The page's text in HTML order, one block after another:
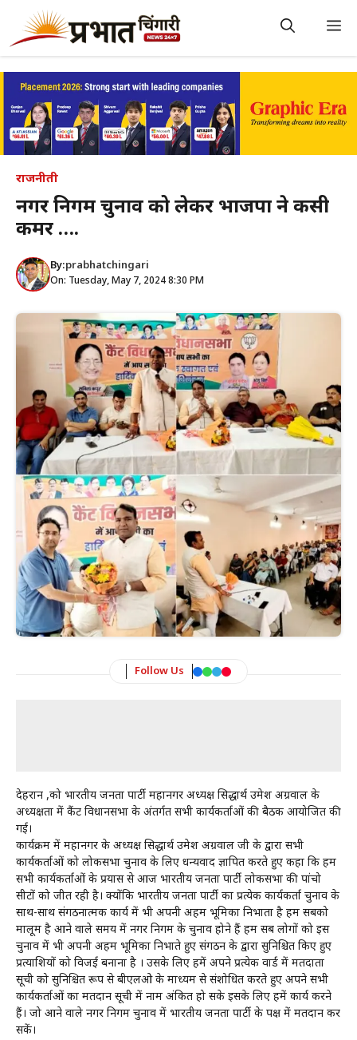
content
राजनीती
नगर निगम चुनाव को लेकर भाजपा ने कसी
कमर ….
By:prabhatchingari
On: Tuesday, May 7, 2024 8:30 PM
Follow Us
देहरादून ,को भारतीय जनता पार्टी महानगर अध्यक्ष सिद्धार्थ उमेश अग्रवाल के
अध्यक्षता में कैंट विधानसभा के अंतर्गत सभी कार्यकर्ताओं की बैठक आयोजित की
गई।
कार्यक्रम में महानगर के अध्यक्ष सिद्धार्थ उमेश अग्रवाल जी के द्वारा सभी
कार्यकर्ताओं को लोकसभा चुनाव के लिए धन्यवाद ज्ञापित करते हुए कहा कि हम
सभी कार्यकर्ताओं के प्रयास से आज भारतीय जनता पार्टी लोकसभा की पांचो
सीटों को जीत रही है। क्योंकि भारतीय जनता पार्टी का प्रत्येक कार्यकर्ता चुनाव के
साथ-साथ संगठनात्मक कार्य में भी अपनी अहम भूमिका निभाता है हम सबको
मालूम है आने वाले समय में नगर निगम के चुनाव होने हैं हम सब लोगों को इस
चुनाव में भी अपनी अहम भूमिका निभाते हुए संगठन के द्वारा सुनिश्चित किए हुए
प्रत्याशियों को विजई बनाना है । उसके लिए हमें अपने प्रत्येक वार्ड में मतदाता
सूची को सुनिश्चित रूप से बीएलओ के माध्यम से संशोधित करते हुए अपने सभी
कार्यकर्ताओं का मतदान सूची में नाम अंकित हो सके इसके लिए हमें कार्य करने
हैं। जो आने वाले नगर निगम चुनाव में भारतीय जनता पार्टी के पक्ष में मतदान कर
सकें।